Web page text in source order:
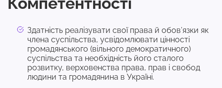
Здатність реалізувати свої права й обов’язки як
члена суспільства, усвідомлювати цінності
громадянського (вільного демократичного)
суспільства та необхідність його сталого
розвитку, верховенства права, прав і свобод
людини та громадянина в Україні.